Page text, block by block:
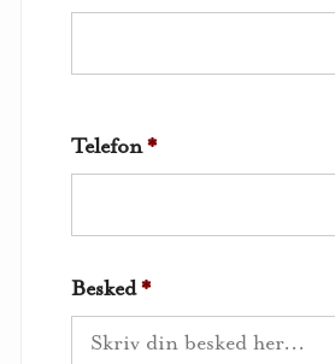
Telefon*
Besked*